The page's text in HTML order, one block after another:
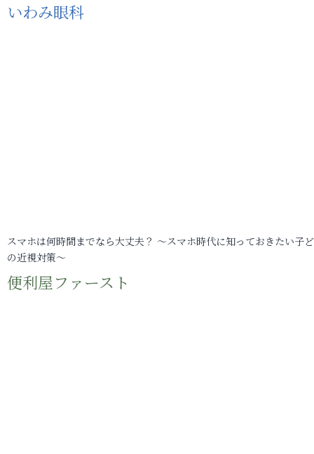
いわみ眼科
スマホは何時間までなら大丈夫？ ～スマホ時代に知っておきたい子
の近視対策～
便利屋ファースト